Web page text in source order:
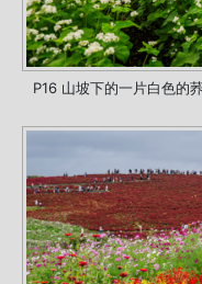
P16 山坡下的一片白色的